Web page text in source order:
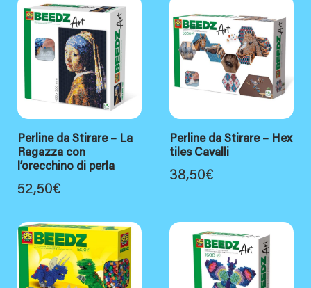
Perline da Stirare – La
Ragazza con
l’orecchino di perla
52,50€
Perline da Stirare – Hex
tiles Cavalli
38,50€